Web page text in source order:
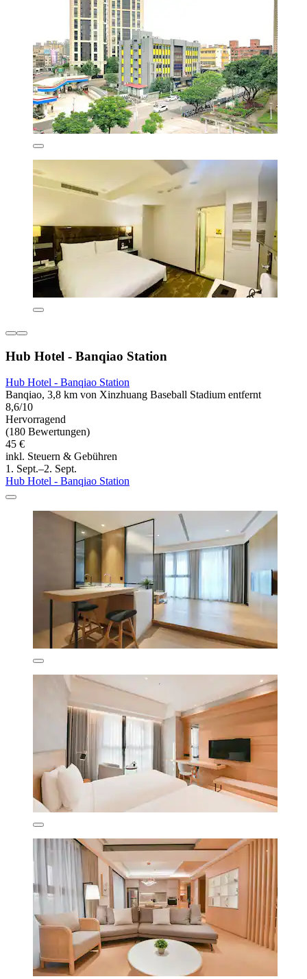
Hub Hotel - Banqiao Station
Hub Hotel - Banqiao Station
Banqiao, 3,8 km von Xinzhuang Baseball Stadium entfernt
8,6/10
Hervorragend
(180 Bewertungen)
45 €
inkl. Steuern & Gebühren
1. Sept.–2. Sept.
Hub Hotel - Banqiao Station